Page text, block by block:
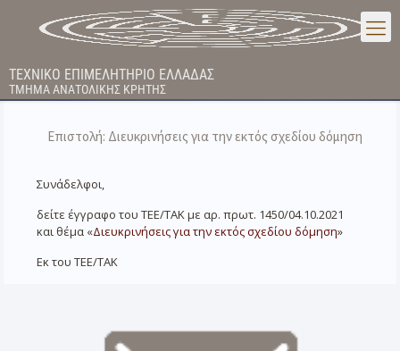
ΤΕΧΝΙΚΟ ΕΠΙΜΕΛΗΤΗΡΙΟ ΕΛΛΑΔΑΣ
ΤΜΗΜΑ ΑΝΑΤΟΛΙΚΗΣ ΚΡΗΤΗΣ
Επιστολή: Διευκρινήσεις για την εκτός σχεδίου δόμηση
Συνάδελφοι,
δείτε έγγραφο του ΤΕΕ/ΤΑΚ με αρ. πρωτ. 1450/04.10.2021
και θέμα «Διευκρινήσεις για την εκτός σχεδίου δόμηση»
Εκ του ΤΕΕ/ΤΑΚ